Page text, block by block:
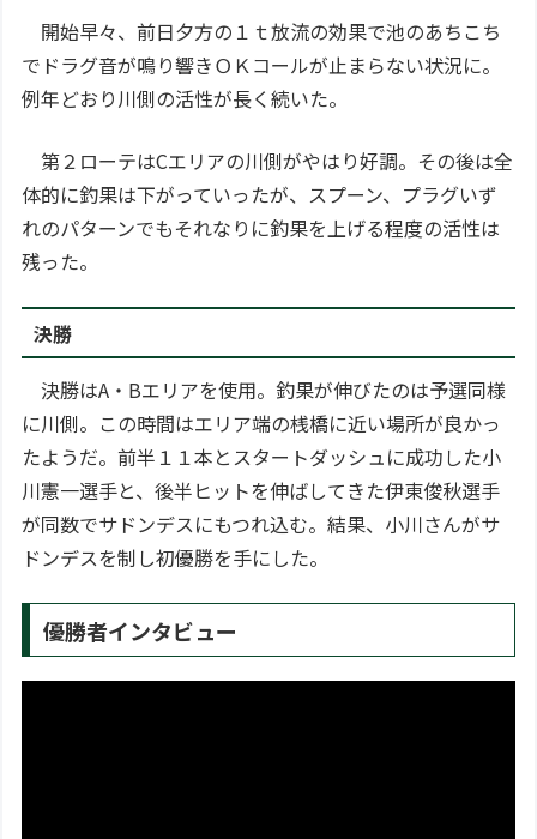
開始早々、前日夕方の１ｔ放流の効果で池のあちこち
でドラグ音が鳴り響きＯＫコールが止まらない状況に。
例年どおり川側の活性が長く続いた。
第２ローテはCエリアの川側がやはり好調。その後は全
体的に釣果は下がっていったが、スプーン、プラグいず
れのパターンでもそれなりに釣果を上げる程度の活性は
残った。
決勝
決勝はA・Bエリアを使用。釣果が伸びたのは予選同様
に川側。この時間はエリア端の桟橋に近い場所が良かっ
たようだ。前半１１本とスタートダッシュに成功した小
川憲一選手と、後半ヒットを伸ばしてきた伊東俊秋選手
が同数でサドンデスにもつれ込む。結果、小川さんがサ
ドンデスを制し初優勝を手にした。
優勝者インタビュー